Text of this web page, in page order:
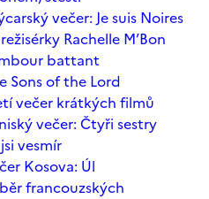
večer: Je suis Noires
Rachelle M’Bon
battant
Sons of the Lord
večer krátkých filmů
večer: Čtyři sestry
vesmír
Kosova: Úl
francouzských